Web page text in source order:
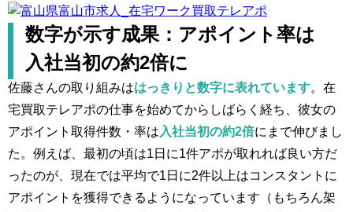
数字が示す成果：アポイント率は
入社当初の約2倍に
佐藤さんの取り組みははっきりと数字に表れています。在
宅買取テレアポの仕事を始めてからしばらく経ち、彼女の
アポイント取得件数・率は 入社当初の約2倍にまで伸びまし
た。例えば、最初の頃は1日に1件アポが取れれば良い方だ
ったのが、現在では平均で1日に2件以上はコンスタントに
アポイントを獲得できるようになっています（もちろん架